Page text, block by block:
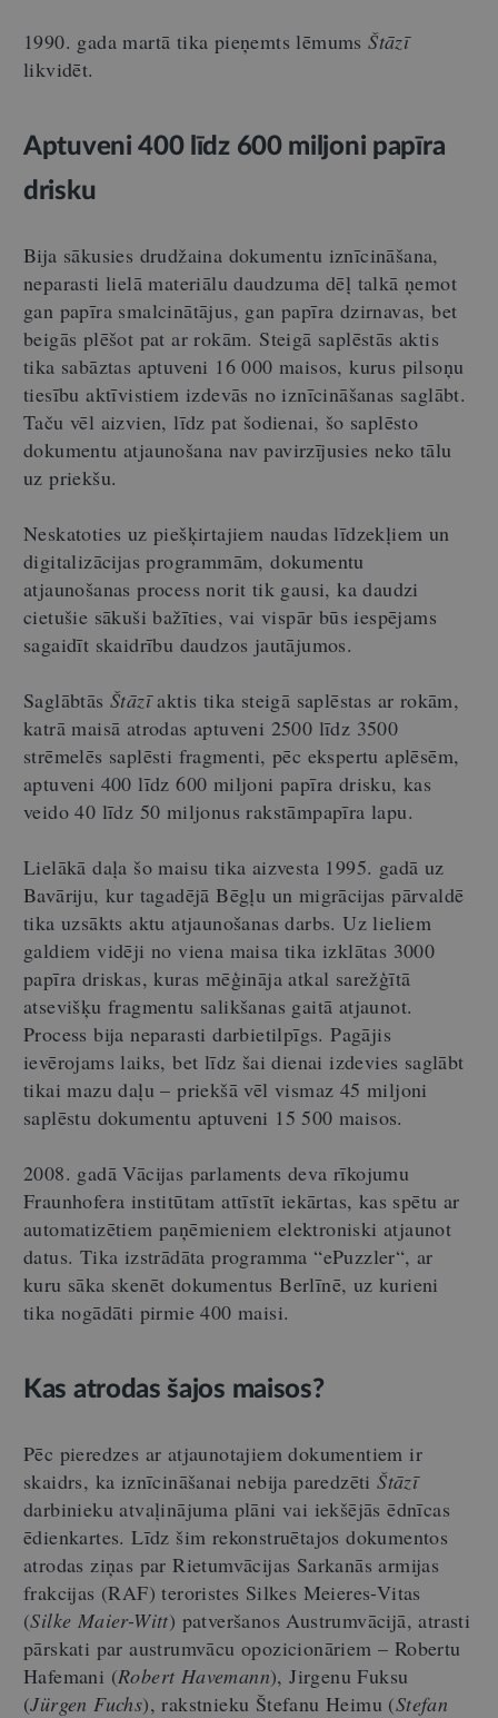
1990. gada martā tika pieņemts lēmumsŠtāzī
likvidēt.
Aptuveni 400 līdz 600 miljoni papīra
drisku
Bija sākusies drudžaina dokumentu iznīcināšana,
neparasti lielā materiālu daudzuma dēļ talkā ņemot
gan papīra smalcinātājus, gan papīra dzirnavas, bet
beigās plēšot pat ar rokām. Steigā saplēstās aktis
tika sabāztas aptuveni 16 000 maisos, kurus pilsoņu
tiesību aktīvistiem izdevās no iznīcināšanas saglābt.
Taču vēl aizvien, līdz pat šodienai, šo saplēsto
dokumentu atjaunošana nav pavirzījusies neko tālu
uz priekšu.
Neskatoties uz piešķirtajiem naudas līdzekļiem un
digitalizācijas programmām, dokumentu
atjaunošanas process norit tik gausi, ka daudzi
cietušie sākuši bažīties, vai vispār būs iespējams
sagaidīt skaidrību daudzos jautājumos.
Saglābtās Štāzīaktis tika steigā saplēstas ar rokām,
katrā maisā atrodas aptuveni 2500 līdz 3500
strēmelēs saplēsti fragmenti, pēc ekspertu aplēsēm,
aptuveni 400 līdz 600 miljoni papīra drisku, kas
veido 40 līdz 50 miljonus rakstāmpapīra lapu.
Lielākā daļa šo maisu tika aizvesta 1995. gadā uz
Bavāriju, kur tagadējā Bēgļu un migrācijas pārvaldē
tika uzsākts aktu atjaunošanas darbs. Uz lieliem
galdiem vidēji no viena maisa tika izklātas 3000
papīra driskas, kuras mēģināja atkal sarežģītā
atsevišķu fragmentu salikšanas gaitā atjaunot.
Process bija neparasti darbietilpīgs. Pagājis
ievērojams laiks, bet līdz šai dienai izdevies saglābt
tikai mazu daļu – priekšā vēl vismaz 45 miljoni
saplēstu dokumentu aptuveni 15 500 maisos.
2008. gadā Vācijas parlaments deva rīkojumu
Fraunhofera institūtam attīstīt iekārtas, kas spētu ar
automatizētiem paņēmieniem elektroniski atjaunot
datus. Tika izstrādāta programma “ePuzzler“, ar
kuru sāka skenēt dokumentus Berlīnē, uz kurieni
tika nogādāti pirmie 400 maisi.
Kas atrodas šajos maisos?
Pēc pieredzes ar atjaunotajiem dokumentiem ir
skaidrs, ka iznīcināšanai nebija paredzētiŠtāzī
darbinieku atvaļinājuma plāni vai iekšējās ēdnīcas
ēdienkartes. Līdz šim rekonstruētajos dokumentos
atrodas ziņas par Rietumvācijas Sarkanās armijas
frakcijas (RAF) teroristes Silkes Meieres-Vitas
(Silke Maier-Witt) patveršanos Austrumvācijā, atrasti
pārskati par austrumvācu opozicionāriem – Robertu
Hafemani (Robert Havemann), Jirgenu Fuksu
(Jürgen Fuchs), rakstnieku Štefanu Heimu (Stefan